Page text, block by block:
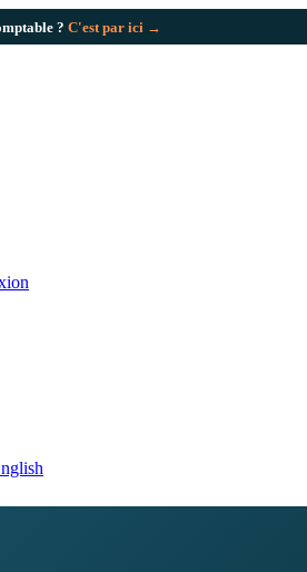
? C'est par ici →